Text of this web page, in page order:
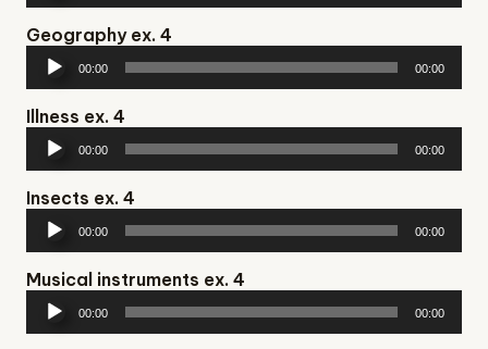
Geography ex. 4
Аудіопрогравач
00:00 00:00
Illness ex. 4
Аудіопрогравач
00:00 00:00
Insects ex. 4
Аудіопрогравач
00:00 00:00
Musical instruments ex. 4
Аудіопрогравач
00:00 00:00